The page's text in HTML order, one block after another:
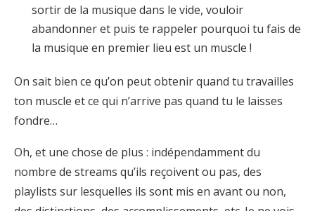
sortir de la musique dans le vide, vouloir
abandonner et puis te rappeler pourquoi tu fais de
la musique en premier lieu est un muscle !
On sait bien ce qu’on peut obtenir quand tu travailles
ton muscle et ce qui n’arrive pas quand tu le laisses
fondre…
Oh, et une chose de plus : indépendamment du
nombre de streams qu’ils reçoivent ou pas, des
playlists sur lesquelles ils sont mis en avant ou non,